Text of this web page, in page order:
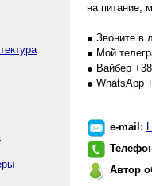
на питание,
● Звоните в
● Мой
● Вайбер
● WhatsApp
e-mail:
Автор